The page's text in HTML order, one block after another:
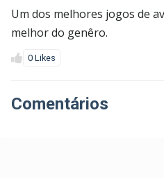
Um dos melhores jogos de
melhor do genêro.
0 Likes
Comentários